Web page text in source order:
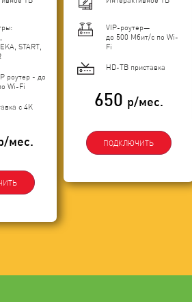
START,
роутер - до
Wi-Fi
с 4K
мес.
VIP-роутер—
до 500 Мбит/с по Wi-
Fi
HD-ТВ приставка
650 р/мес.
ПОДКЛЮЧИТЬ